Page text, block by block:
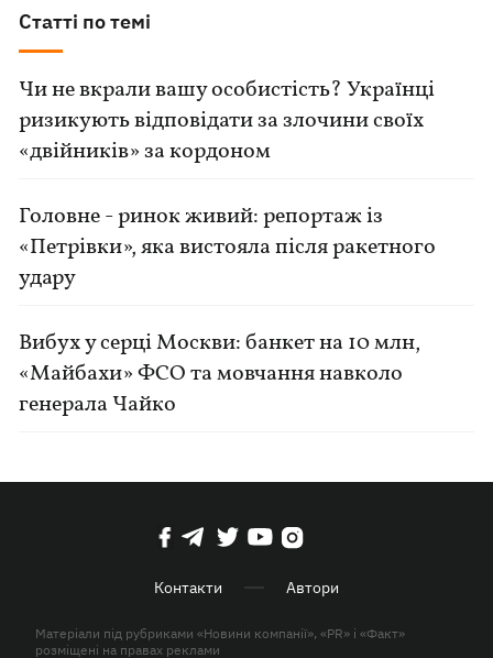
Статті по темі
Чи не вкрали вашу особистість? Українці
ризикують відповідати за злочини своїх
«двійників» за кордоном
Головне - ринок живий: репортаж із
«Петрівки», яка вистояла після ракетного
удару
Вибух у серці Москви: банкет на 10 млн,
«Майбахи» ФСО та мовчання навколо
генерала Чайко
Контакти Автори
Матеріали під рубриками «Новини компанії», «PR» і «Факт»
розміщені на правах реклами